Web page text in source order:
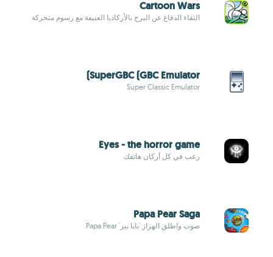
Cartoon Wars
التقاء الدفاع عن البرج بالأركاديا العنيفة مع رسوم متحركة
SuperGBC (GBC Emulator)
Super Classic Emulator
Eyes - the horror game
رعب في كل أركان هاتفك
Papa Pear Saga
صوب واطلق الهزاز 'بابا بير' Papa Pear